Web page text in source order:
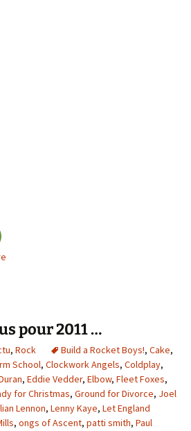
pour 2011 …
, Rock Build a Rocket Boys!, Cake,
School, Clockwork Angels, Coldplay,
, Eddie Vedder, Elbow, Fleet Foxes,
for Christmas, Ground for Divorce, Joel
Lennon, Lenny Kaye, Let England
, ongs of Ascent, patti smith, Paul